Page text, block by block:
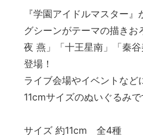
『学園アイドルマスター
グシーンがテーマの描きお
夜 燕」「十王星南」「秦
登場！
ライブ会場やイベントなど
11cmサイズのぬいぐるみで
サイズ 約11cm 全4種